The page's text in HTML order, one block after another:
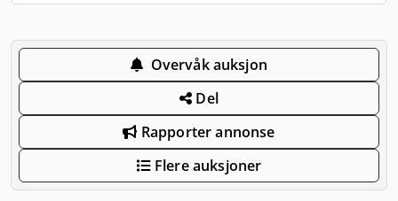
Overvåk auksjon
Del
Rapporter annonse
Flere auksjoner